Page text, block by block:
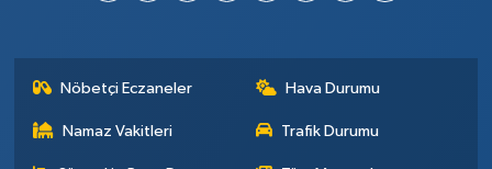
Nöbetçi Eczaneler Hava Durumu
Namaz Vakitleri Trafik Durumu